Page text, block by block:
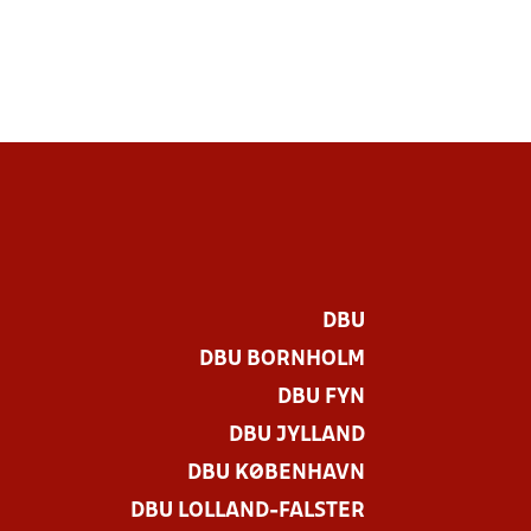
DBU
DBU BORNHOLM
DBU FYN
DBU JYLLAND
DBU KØBENHAVN
DBU LOLLAND-FALSTER